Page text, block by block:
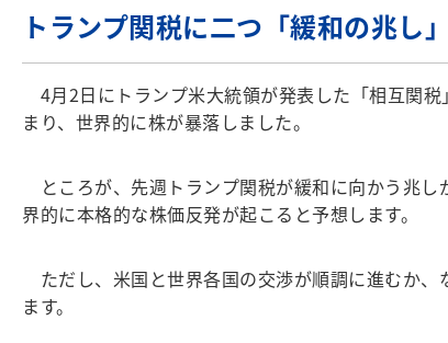
トランプ関税に二つ「緩和の兆し」
4月2日にトランプ米大統領が発表した「相互関
まり、世界的に株が暴落しました。
ところが、先週トランプ関税が緩和に向かう兆
界的に本格的な株価反発が起こると予想します。
ただし、米国と世界各国の交渉が順調に進むか
ます。